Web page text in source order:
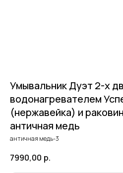
Умывальник Дуэт 2-х
водонагревателем
(нержавейка) и
античная медь
античная медь-3
7990,00 р.